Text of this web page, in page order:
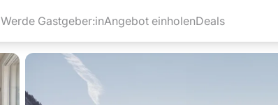
Werde Gastgeber:inAngebot einholenDeals